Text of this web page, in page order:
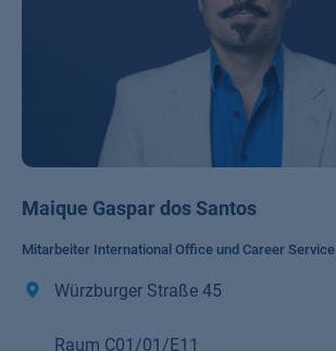
Maique Gaspar dos Santos
Mitarbeiter International Office und Career Service
Würzburger Straße 45
Raum C01/01/E11